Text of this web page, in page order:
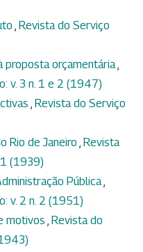
, Revista do Serviço
proposta orçamentária,
v. 3 n. 1 e 2 (1947)
, Revista do Serviço
Rio de Janeiro , Revista
1 (1939)
Pública,
v. 2 n. 2 (1951)
motivos , Revista do